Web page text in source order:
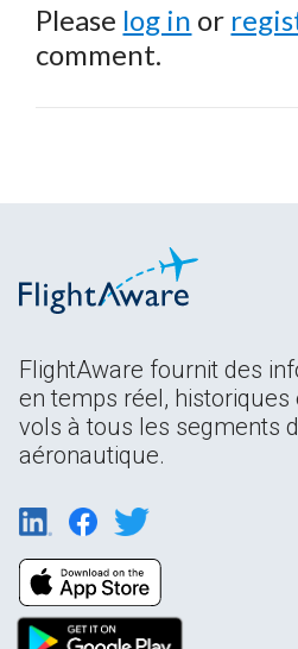
Please log in or
comment.
FlightAware fournit des
en temps réel,
vols à tous les segments
aéronautique.